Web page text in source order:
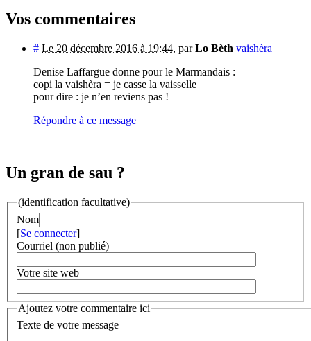
Vos commentaires
# Le 20 décembre 2016 à 19:44, parLo Bèth vaishèra
Denise Laffargue donne pour le Marmandais :
copi la vaishèra = je casse la vaisselle
pour dire : je n’en reviens pas !
Répondre à ce message
Un gran de sau ?
(identification facultative)
Nom
[Se connecter]
Courriel (non publié)
Votre site web
Ajoutez votre commentaire ici
Texte de votre message